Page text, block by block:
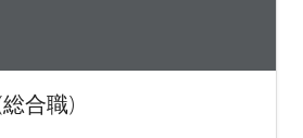
合職)